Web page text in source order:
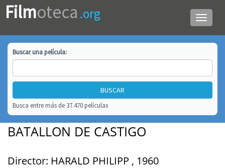
Menú
de
Filmoteca .org
Buscar unapelícula:
Busca entre más de 37.470 películas
BATALLON DE CASTIGO
Director: HARALD PHILIPP , 1960